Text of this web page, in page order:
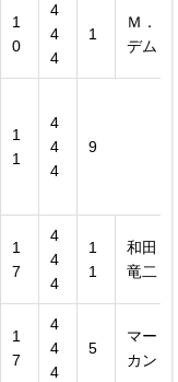
1
0
4
4
4
1
Ｍ．
デム
1
1
4
4
4
9
1
7
4
4
4
1
1
和田
竜二
1
7
4
4
4
5
マー
カン